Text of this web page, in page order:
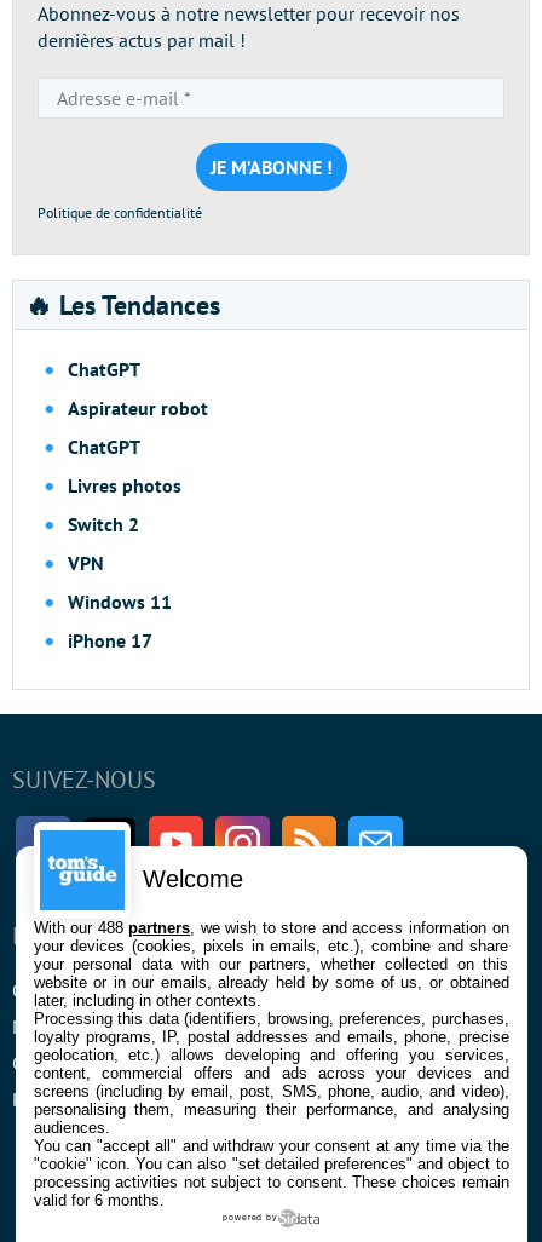
Abonnez-vous à notre newsletter pour recevoir nos
dernières actus par mail !
e-
mail
*
Politique de confidentialité
🔥 Les Tendances
ChatGPT
Aspirateur robot
ChatGPT
Livres photos
Switch 2
VPN
Windows 11
iPhone 17
SUIVEZ-NOUS
FacebookTwitter Youtube InstagramRSS Newsletter
ENTREPRISE
Qui sommes nous
Mentions légales et CGU
Confidentialité et Cookies
Préférences cookies
À PROPOS
La rédaction
Contact
Welcome
With our 488partners , we wish to store and access information on
your devices (cookies, pixels in emails, etc.), combine and share
your personal data with our partners, whether collected on this
website or in our emails, already held by some of us, or obtained
later, including in other contexts.
Processing this data (identifiers, browsing, preferences, purchases,
loyalty programs, IP, postal addresses and emails, phone, precise
geolocation, etc.) allows developing and offering you services,
content, commercial offers and ads across your devices and
screens (including by email, post, SMS, phone, audio, and video),
personalising them, measuring their performance, and analysing
audiences.
You can "accept all" and withdraw your consent at any time via the
"cookie" icon. You can also "set detailed preferences" and object to
processing activities not subject to consent. These choices remain
valid for 6 months.
powered by